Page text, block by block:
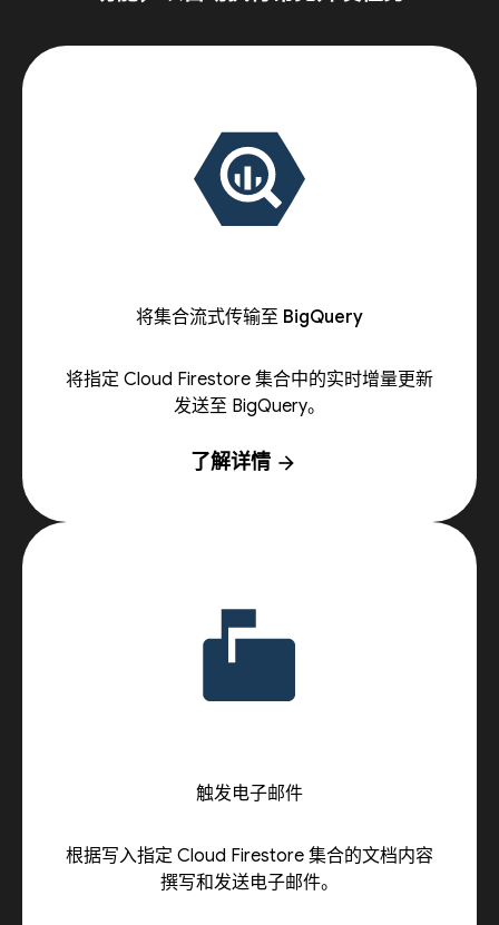
将集合流式传输至 BigQuery
将指定 Cloud Firestore 集合中的实时增量更新
发送至 BigQuery。
了解详情 arrow_forward
触发电子邮件
根据写入指定 Cloud Firestore 集合的文档内容
撰写和发送电子邮件。